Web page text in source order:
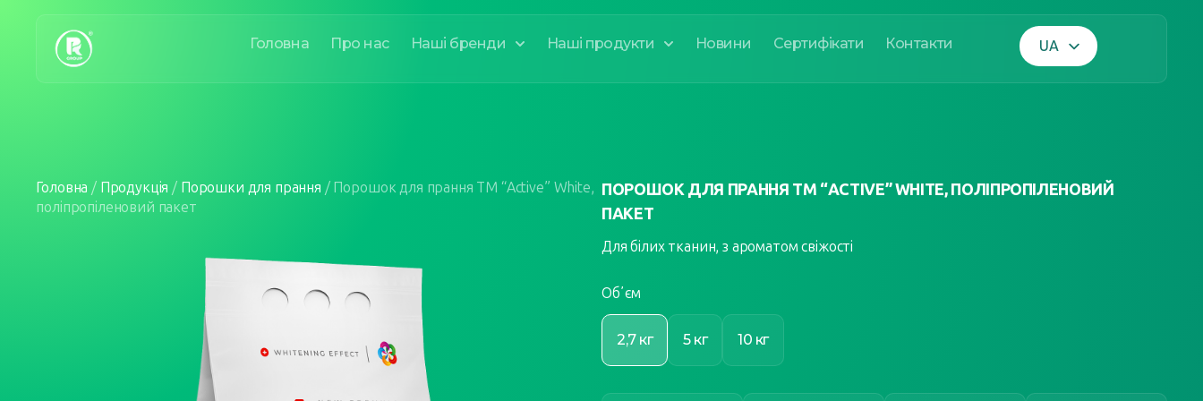
Головна Про нас Наші бренди Наші продукти Новини Сертифікати Контакти
UA
Головна / Продукція / Порошки для прання / Порошок для прання ТМ “Active” White,
поліпропіленовий пакет
ПОРОШОК ДЛЯ ПРАННЯ ТМ “ACTIVE” WHITE, ПОЛІПРОПІЛЕНОВИЙ
ПАКЕТ
Для білих тканин, з ароматом свіжості
Обʼєм
2,7 кг 5 кг 10 кг